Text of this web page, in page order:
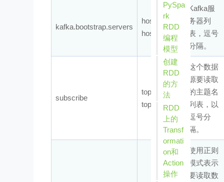
kafka.bootstrap.servers
host1:port1,
host2:port2
Kafka服
务器列
表，逗号
分隔。
subscribe
topic1,
topic2
这个数据
源要读取
的主题名
列表，以
逗号分
隔。
使用正则
模式表示
要读取数
PySpa
rk
RDD
编程
模型
创建
RDD
的方
法
RDD
上的
Transf
ormati
on和
Action
操作